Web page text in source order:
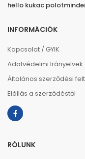
hello kukac
INFORMÁCIÓK
Kapcsolat / GYIK
Adatvédelmi Irányelvek
Általános szerződési
Elállás a szerződéstől
RÓLUNK